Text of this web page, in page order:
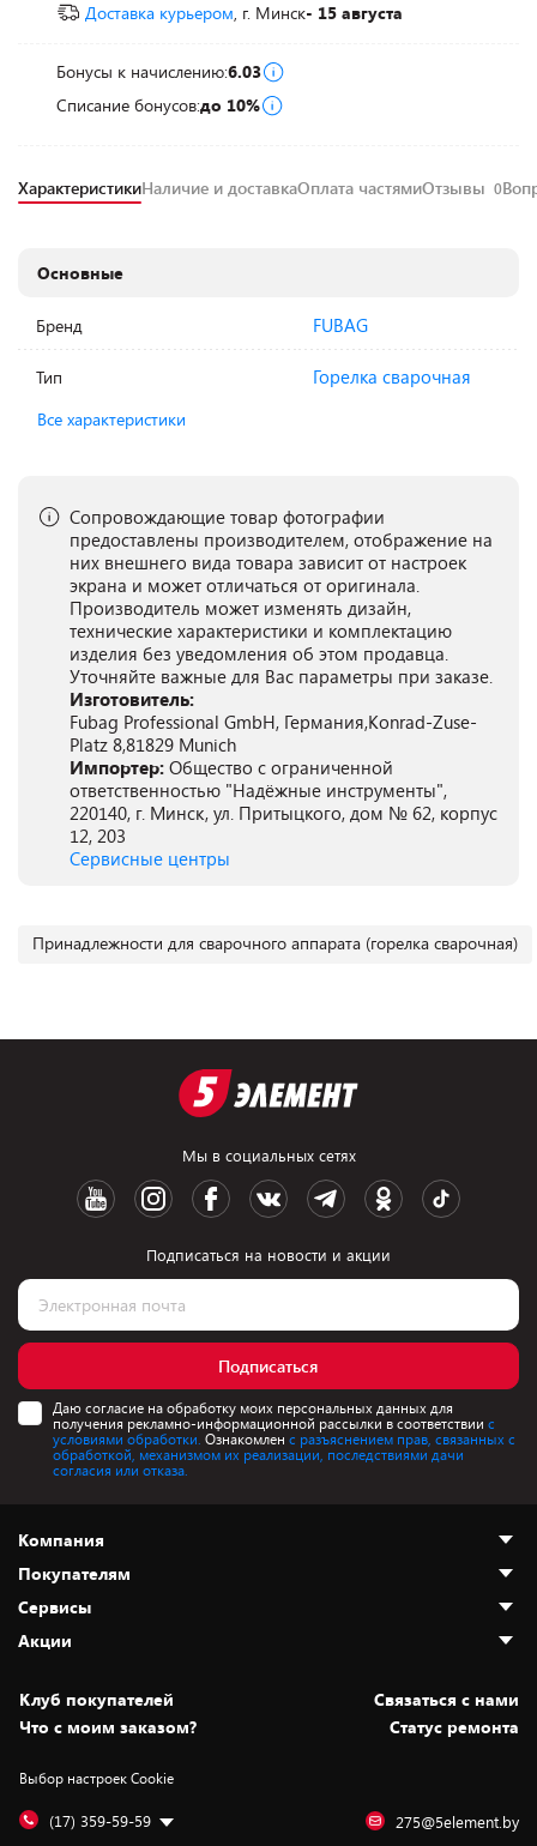
Доставка курьером, г. Минск- 15 августа
Бонусы к начислению:6.03
Списание бонусов:до 10%
ХарактеристикиНаличие и доставкаОплата частямиОтзывы 0
Основные
Бренд FUBAG
Тип Горелка сварочная
Все характеристики
Сопровождающие товар фотографии
предоставлены производителем, отображение на
них внешнего вида товара зависит от настроек
экрана и может отличаться от оригинала.
Производитель может изменять дизайн,
технические характеристики и комплектацию
изделия без уведомления об этом продавца.
Уточняйте важные для Вас параметры при заказе.
Изготовитель:
Fubag Professional GmbH, Германия,Konrad-Zuse-
Platz 8,81829 Munich
Импортер: Общество с ограниченной
ответственностью "Надёжные инструменты",
220140, г. Минск, ул. Притыцкого, дом № 62, корпус
12, 203
Сервисные центры
Принадлежности для сварочного аппарата (горелка сварочная)
Мы в социальных сетях
Подписаться на новости и акции
Подписаться
Даю согласие на обработку моих персональных данных для
получения рекламно-информационной рассылки в соответствии с
условиями обработки. Ознакомлен с разъяснением прав, связанных с
обработкой, механизмом их реализации, последствиями дачи
согласия или отказа.
Компания
О нас
Адреса магазинов
Новости
Статьи и обзоры
Вакансии
Дай пять добру!
Покупателям
Как сделать заказ
Оплата и доставка
Безналичный расчёт
Обмен и возврат товара
Обработка персональных данных
Подарочные карты
Сервисы
Установка техники
Для игровых консолей
Для мобильных устройств
Для компьютеров
Акции
Скидки и промокоды
Белорусские товары
Бонусы
Оплата частями
Клуб покупателей
Cвязаться с нами
Что с моим заказом?
Статус ремонта
Выбор настроек Cookie
(17) 359-59-59 275@5element.by